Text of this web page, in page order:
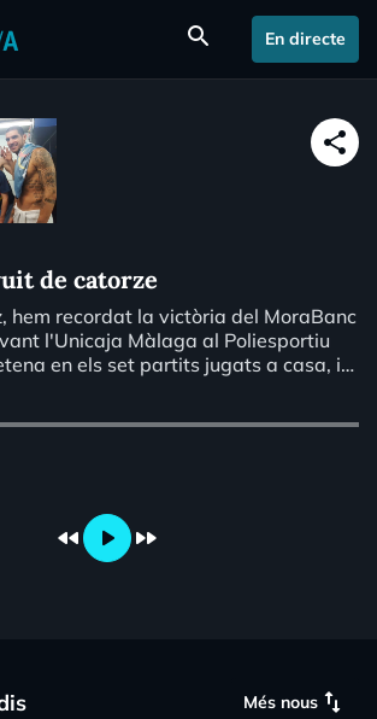
search En directe
share
de catorze
hem recordat la victòria del MoraBanc
l'Unicaja Màlaga al Poliesportiu
en els set partits jugats a casa, i
fast_rewind play_arrow fast_forward
Més nous swap_vert